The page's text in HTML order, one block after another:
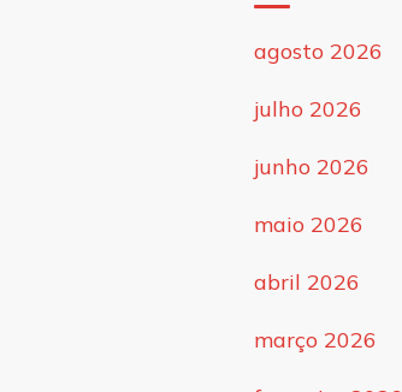
agosto 2026
julho 2026
junho 2026
maio 2026
abril 2026
março 2026